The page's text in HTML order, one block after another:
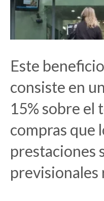
Este
consiste en
15% sobre el
compras que
prestaciones
previsionales